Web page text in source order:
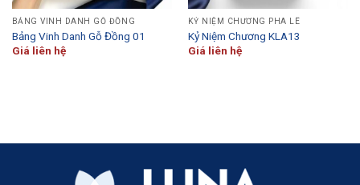
BẢNG VINH DANH GỖ ĐỒNG
Bảng Vinh Danh Gỗ Đồng 01
Giá liên hệ
KỶ NIỆM CHƯƠNG PHA LÊ
Kỷ Niệm Chương KLA13
Giá liên hệ